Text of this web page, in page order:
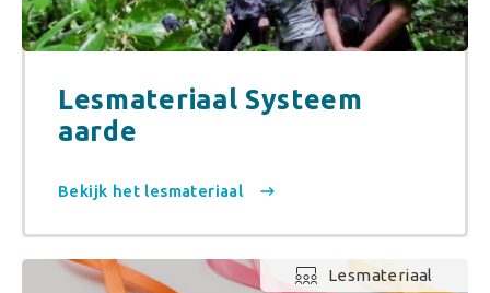
Lesmateriaal Systeem
aarde
Bekijk het lesmateriaal
Lesmateriaal